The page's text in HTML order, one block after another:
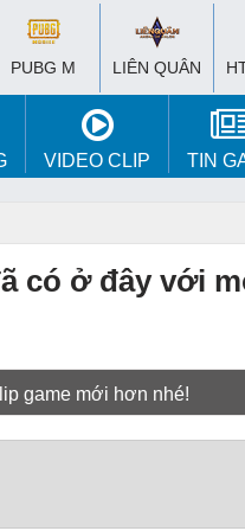
PUBG M LIÊN QUÂN
VIDEO CLIP TIN
có ở đây với
game mới hơn nhé!